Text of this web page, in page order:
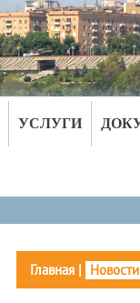
УСЛУГИ
Главная| Новости